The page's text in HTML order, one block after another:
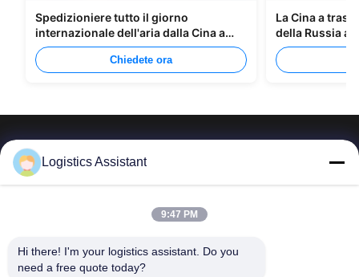
Spedizioniere tutto il giorno
internazionale dell'aria dalla Cina a
Manila
Chiedete ora
La Cina a
della Russia
Sceglici e non ci dimenticherai mai.
Collegamenti
Contattaci
Logistics Assistant
9:47 PM
Hi there! I'm your logistics assistant. Do you
need a free quote today?